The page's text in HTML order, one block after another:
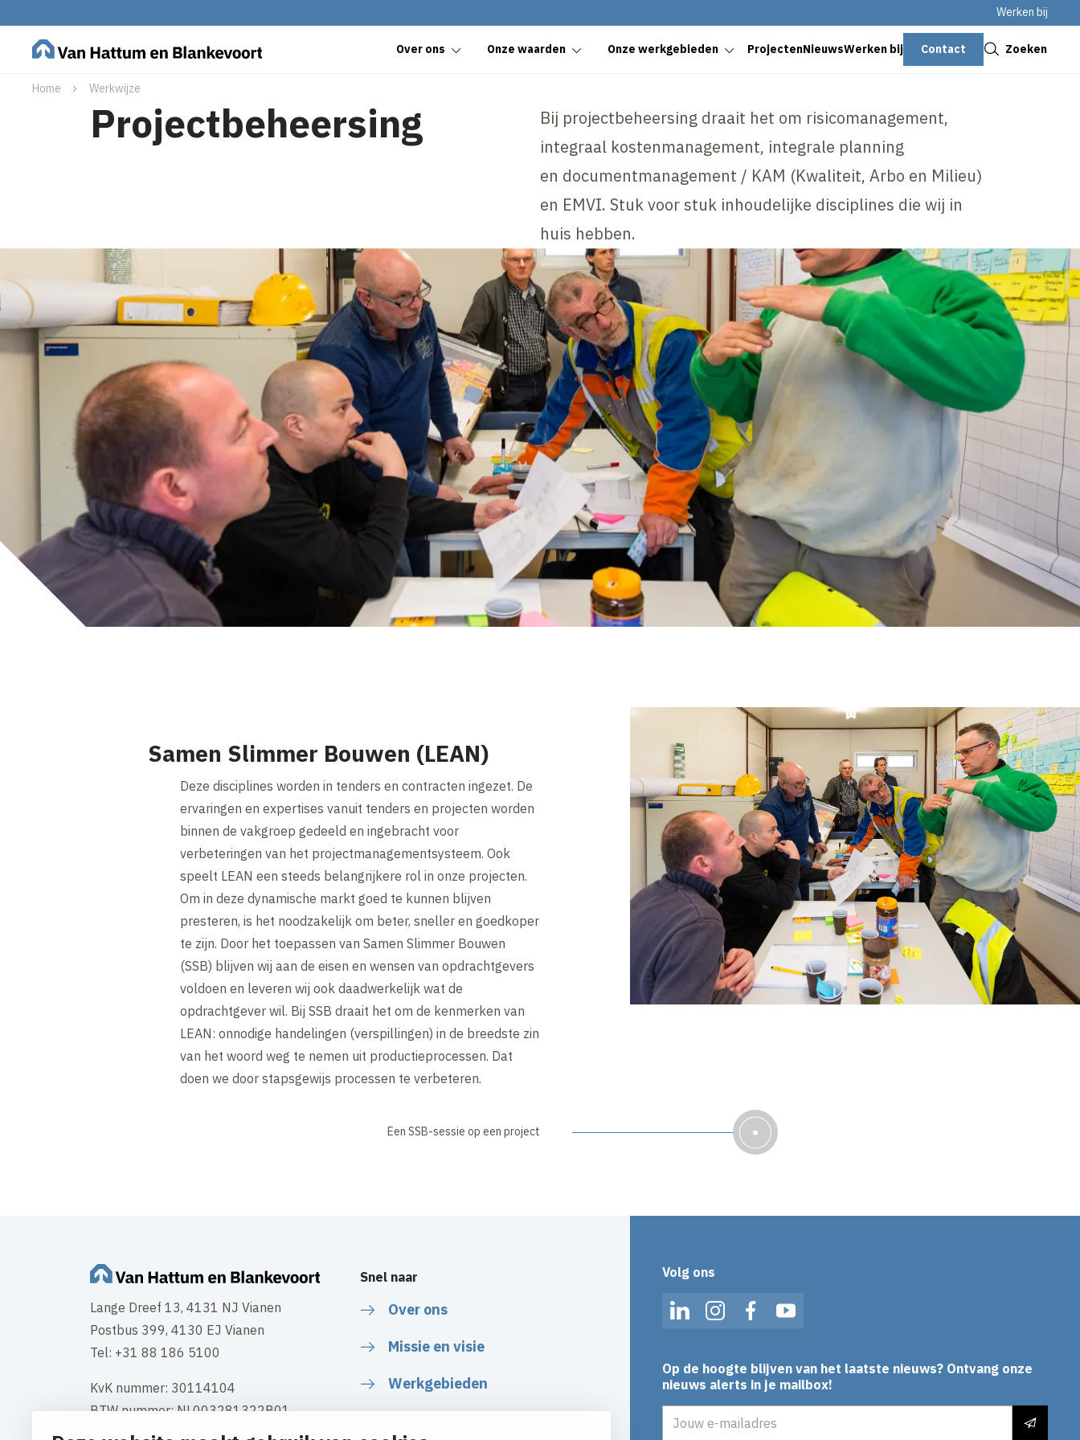
Werken bij
Over ons Onze waarden Onze werkgebieden ProjectenNieuwsWerken bij Contact Zoeken
Home Werkwijze
Projectbeheersing
Bij projectbeheersing draait het om risicomanagement,
integraal kostenmanagement, integrale planning
en documentmanagement / KAM (Kwaliteit, Arbo en Milieu)
en EMVI. Stuk voor stuk inhoudelijke disciplines die wij in
huis hebben.
Een SSB-sessie op een project
Samen Slimmer Bouwen (LEAN)
Deze disciplines worden in tenders en contracten ingezet. De
ervaringen en expertises vanuit tenders en projecten worden
binnen de vakgroep gedeeld en ingebracht voor
verbeteringen van het projectmanagementsysteem. Ook
speelt LEAN een steeds belangrijkere rol in onze projecten.
Om in deze dynamische markt goed te kunnen blijven
presteren, is het noodzakelijk om beter, sneller en goedkoper
te zijn. Door het toepassen van Samen Slimmer Bouwen
(SSB) blijven wij aan de eisen en wensen van opdrachtgevers
voldoen en leveren wij ook daadwerkelijk wat de
opdrachtgever wil. Bij SSB draait het om de kenmerken van
LEAN: onnodige handelingen (verspillingen) in de breedste zin
van het woord weg te nemen uit productieprocessen. Dat
doen we door stapsgewijs processen te verbeteren.
Lange Dreef 13, 4131 NJ Vianen
Postbus 399, 4130 EJ Vianen
Tel: +31 88 186 5100
KvK nummer: 30114104
BTW nummer: NL003281322B01
Snel naar
Over ons
Missie en visie
Werkgebieden
Volg ons
LinkedInInstagramFacebookYouTube
Op de hoogte blijven van het laatste nieuws? Ontvang onze
nieuws alerts in je mailbox!
Sluiten